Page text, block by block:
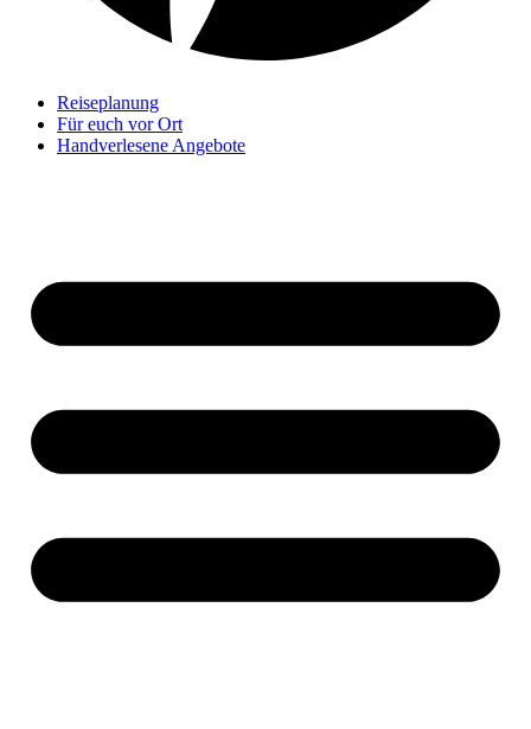
Reiseplanung
Für euch vor Ort
Handverlesene Angebote